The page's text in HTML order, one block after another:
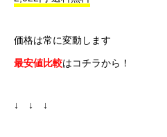
価格は常に変動します
最安値比較はコチラから！
↓ ↓ ↓